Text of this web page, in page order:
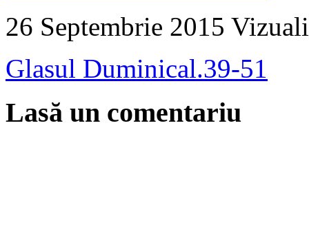
26 Septembrie 2015
Glasul Duminical.39-51
Lasă un comentariu